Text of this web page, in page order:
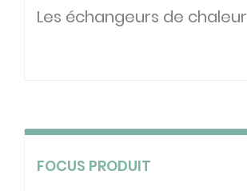
Les échangeurs de chaleur
FOCUS PRODUIT